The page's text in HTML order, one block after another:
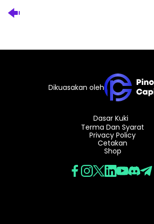
Dikuasakan oleh
Dasar Kuki
Terma Dan Syarat
Privacy Policy
Cetakan
Shop